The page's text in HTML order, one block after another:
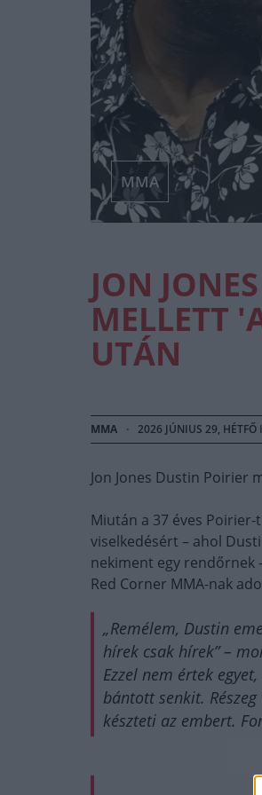
MMA
JON
MELLETT
UTÁN
MMA · 2026 JÚNIUS 29, HÉTFŐ
Jon Jones Dustin Poirier
Miután a 37 éves
viselkedésért – ahol
nekiment egy rendőrnek
Red Corner MMA-nak
„Remélem, Dustin
hírek csak hírek” –
Ezzel nem értek
bántott senkit.
készteti az embert.